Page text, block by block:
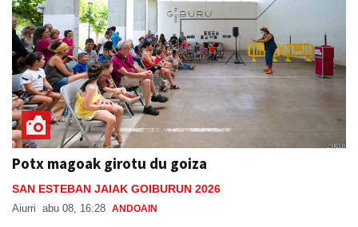
Potx magoak girotu du goiza
SAN ESTEBAN JAIAK GOIBURUN 2026
Aiurri abu 08, 16:28 ANDOAIN